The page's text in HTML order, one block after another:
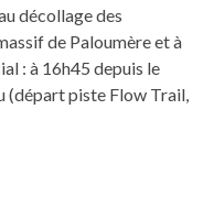
décollage des
de Paloumère et à
: à 16h45 depuis le
(départ piste Flow Trail,